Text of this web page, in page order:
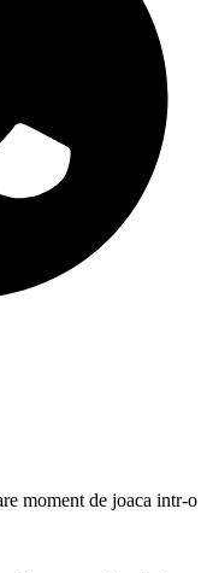
moment de joaca intr-o